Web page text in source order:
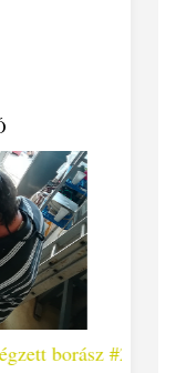
borász #25